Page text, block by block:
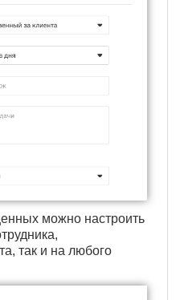
можно настроить
так и на любого